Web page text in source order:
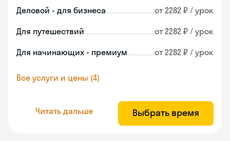
Деловой - для бизнеса от 2282 ₽ / урок
Для путешествий от 2282 ₽ / урок
Для начинающих - премиум от 2282 ₽ / урок
Все услуги и цены (4)
Читать дальше Выбрать время